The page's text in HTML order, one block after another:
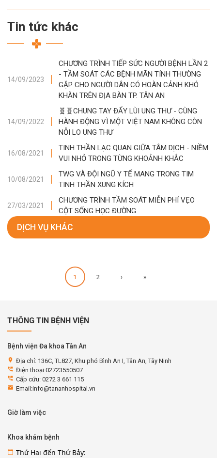
Tin tức khác
14/09/2023
CHƯƠNG TRÌNH TIẾP SỨC NGƯỜI BỆNH LẦN 2
- TẦM SOÁT CÁC BỆNH MÃN TÍNH THƯỜNG
GẶP CHO NGƯỜI DÂN CÓ HOÀN CẢNH KHÓ
KHĂN TRÊN ĐỊA BÀN TP. TÂN AN
14/09/2022
🧬🧬CHUNG TAY ĐẨY LÙI UNG THƯ - CÙNG
HÀNH ĐỘNG VÌ MỘT VIỆT NAM KHÔNG CÒN
NỖI LO UNG THƯ
16/08/2021
TINH THẦN LẠC QUAN GIỮA TÂM DỊCH - NIỀM
VUI NHỎ TRONG TỪNG KHOẢNH KHẮC
10/08/2021
TWG VÀ ĐỘI NGŨ Y TẾ MANG TRONG TIM
TINH THẦN XUNG KÍCH
27/03/2021
CHƯƠNG TRÌNH TẦM SOÁT MIỄN PHÍ VẸO
CỘT SỐNG HỌC ĐƯỜNG
DỊCH VỤ KHÁC
1 2 › »
THÔNG TIN BỆNH VIỆN
Bệnh viện Đa khoa Tân An
location_on Địa chỉ: 136C, TL827, Khu phó Bình An I, Tân An, Tây Ninh
perm_phone_msg Điện thoại:02723550507
perm_phone_msg Cấp cứu: 0272 3 661 115
email Email:info@tananhospital.vn
Giờ làm việc
Khoa khám bệnh
calendar_today Thứ Hai đến Thứ Bảy: